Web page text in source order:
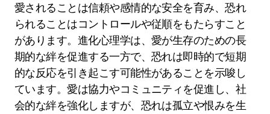
愛されることは信頼や感情的な安全を育み、恐れ
られることはコントロールや従順をもたらすこと
があります。進化心理学は、愛が生存のための長
期的な絆を促進する一方で、恐れは即時的で短期
的な反応を引き起こす可能性があることを示唆し
ています。愛は協力やコミュニティを促進し、社
会的な絆を強化しますが、恐れは孤立や恨みを生